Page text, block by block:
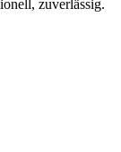
zuverlässig.